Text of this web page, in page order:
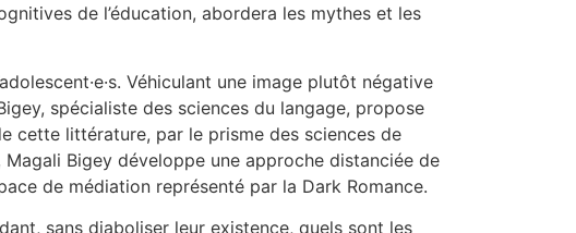
de l’éducation, abordera les mythes et les
Véhiculant une image plutôt négative
spécialiste des sciences du langage, propose
cette littérature, par le prisme des sciences de
Bigey développe une approche distanciée de
de médiation représenté par la Dark Romance.
sans diaboliser leur existence, quels sont les